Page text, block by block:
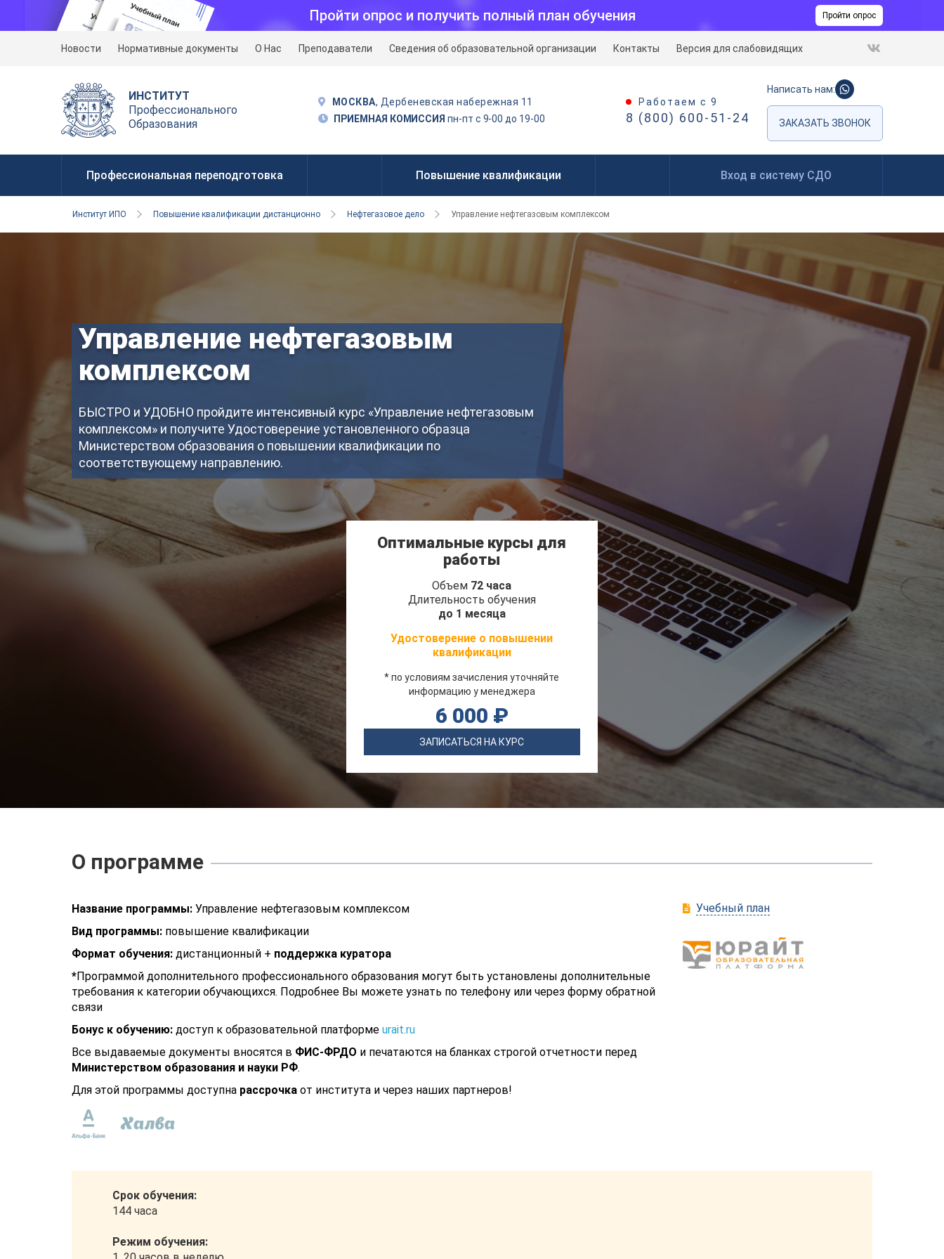
Пройти опрос и получить полный план обучения Пройти опрос
Новости Нормативные документы О Нас Преподаватели Сведения об образовательной организации Контакты Версия для слабовидящих
ИНСТИТУТ
Профессионального
Образования
МОСКВА, Дербеневская набережная 11
ПРИЕМНАЯ КОМИССИЯ пн-пт с 9-00 до 19-00
Работаем с 9
8 (800) 600-51-24
Написать нам:
ЗАКАЗАТЬ ЗВОНОК
Профессиональная переподготовка Повышение квалификации Вход в систему СДО
Институт ИПО Повышение квалификации дистанционно Нефтегазовое дело Управление нефтегазовым комплексом
Управление нефтегазовым
комплексом
БЫСТРО и УДОБНО пройдите интенсивный курс «Управление нефтегазовым
комплексом» и получите Удостоверение установленного образца
Министерством образования о повышении квалификации по
соответствующему направлению.
Оптимальные курсы для
работы
Объем 72 часа
Длительность обучения
до 1 месяца
Удостоверение о повышении
квалификации
* по условиям зачисления уточняйте
информацию у менеджера
6 000 ₽
ЗАПИСАТЬСЯ НА КУРС
О программе
Название программы: Управление нефтегазовым комплексом
Вид программы: повышение квалификации
Формат обучения: дистанционный + поддержка куратора
*Программой дополнительного профессионального образования могут быть установлены дополнительные
требования к категории обучающихся. Подробнее Вы можете узнать по телефону или через форму обратной
связи
Бонус к обучению: доступ к образовательной платформе urait.ru
Все выдаваемые документы вносятся в ФИС-ФРДО и печатаются на бланках строгой отчетности перед
Министерством образования и науки РФ.
Для этой программы доступна рассрочка от института и через наших партнеров!
Учебный план
Срок обучения:
144 часа
Режим обучения: